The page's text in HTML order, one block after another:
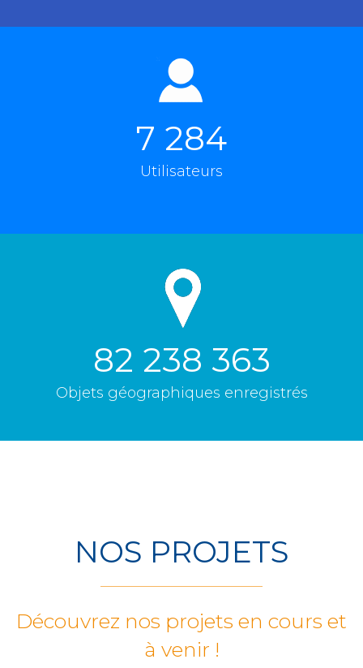
7 284
Utilisateurs
82 238 363
Objets géographiques enregistrés
NOS PROJETS
Découvrez nos projets en cours et
à venir !